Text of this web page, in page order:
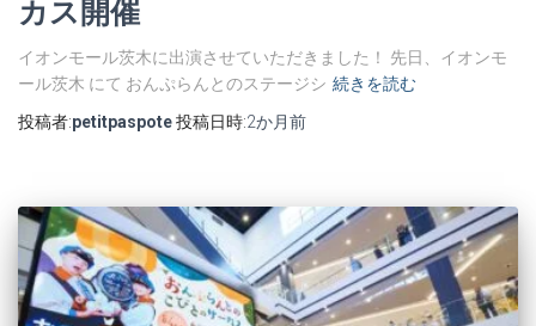
カス開催
イオンモール茨木に出演させていただきました！ 先日、イオンモ
ール茨木 にて おんぷらんとのステージシ 続きを読む
投稿者:petitpaspote投稿日時:2か月前